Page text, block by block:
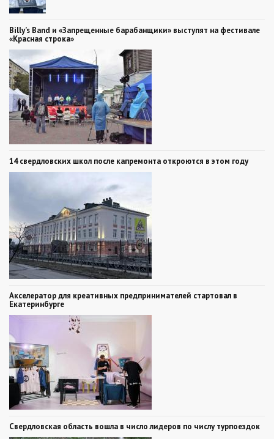
Billy’s Band и «Запрещенные барабанщики» выступят на фестивале
«Красная строка»
14 свердловских школ после капремонта откроются в этом году
Акселератор для креативных предпринимателей стартовал в
Екатеринбурге
Свердловская область вошла в число лидеров по числу турпоездок